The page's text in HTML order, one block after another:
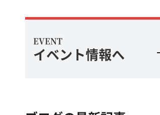
EVENT
イベント情報へ